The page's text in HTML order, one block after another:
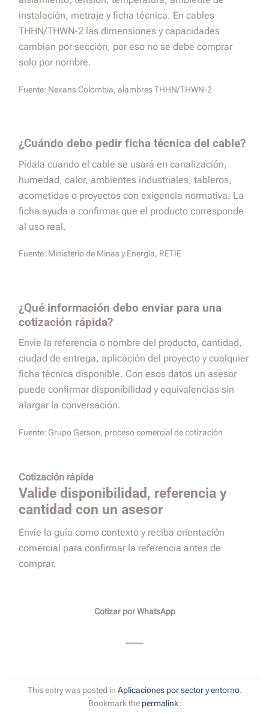
instalación, metraje y ficha técnica. En cables
THHN/THWN-2 las dimensiones y capacidades
cambian por sección, por eso no se debe comprar
solo por nombre.
Fuente: Nexans Colombia, alambres THHN/THWN-2
¿Cuándo debo pedir ficha técnica del cable?
Pídala cuando el cable se usará en canalización,
humedad, calor, ambientes industriales, tableros,
acometidas o proyectos con exigencia normativa. La
ficha ayuda a confirmar que el producto corresponde
al uso real.
Fuente: Ministerio de Minas y Energía, RETIE
¿Qué información debo enviar para una
cotización rápida?
Envíe la referencia o nombre del producto, cantidad,
ciudad de entrega, aplicación del proyecto y cualquier
ficha técnica disponible. Con esos datos un asesor
puede confirmar disponibilidad y equivalencias sin
alargar la conversación.
Fuente: Grupo Gerson, proceso comercial de cotización
Cotización rápida
Valide disponibilidad, referencia y
cantidad con un asesor
Envíe la guía como contexto y reciba orientación
comercial para confirmar la referencia antes de
comprar.
Cotizar por WhatsApp
This entry was posted in Aplicaciones por sector y entorno.
Bookmark the permalink.